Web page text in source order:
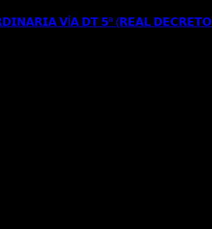
𝗩Í𝗔 𝗗𝗧 𝟱ª (𝗥𝗘𝗔𝗟 𝗗𝗘𝗖𝗥𝗘𝗧𝗢